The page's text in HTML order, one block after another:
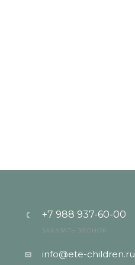
+7 988 937-60-00
ЗАКАЗАТЬ ЗВОНОК
info@ete-children.ru